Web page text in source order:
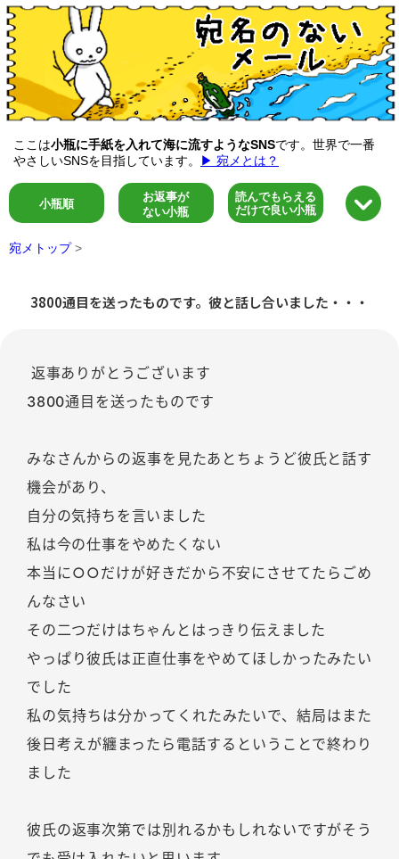
ここは小瓶に手紙を入れて海に流すようなSNSです。世界で一番
やさしいSNSを目指しています。
▶ 宛メとは？
小瓶順
お返事が
ない小瓶
読んでもらえる
だけで良い小瓶
宛メトップ >
3800通目を送ったものです。彼と話し合いました・・・
返事ありがとうございます
3800通目を送ったものです
みなさんからの返事を見たあとちょうど彼氏と話す
機会があり、
自分の気持ちを言いました
私は今の仕事をやめたくない
本当に○○だけが好きだから不安にさせてたらごめ
んなさい
その二つだけはちゃんとはっきり伝えました
やっぱり彼氏は正直仕事をやめてほしかったみたい
でした
私の気持ちは分かってくれたみたいで、結局はまた
後日考えが纏まったら電話するということで終わり
ました
彼氏の返事次第では別れるかもしれないですがそう